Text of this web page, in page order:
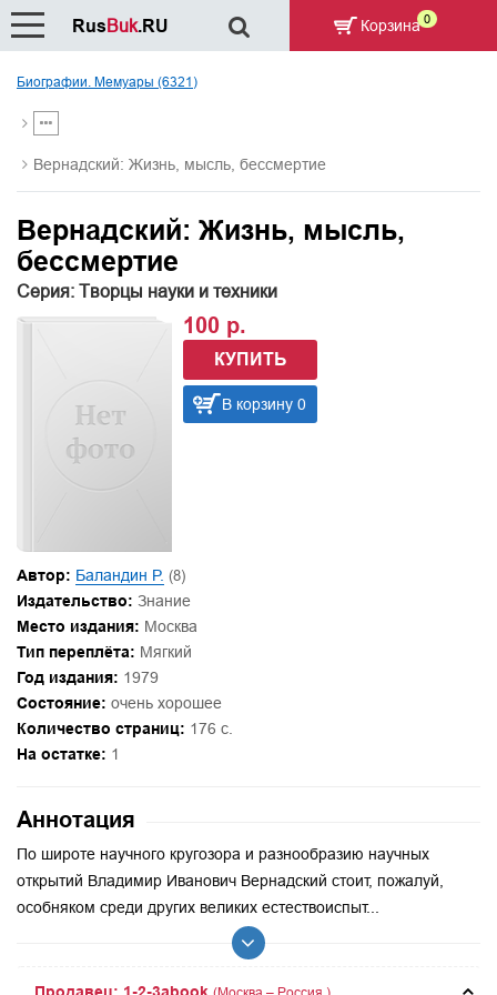
Биографии. Мемуары (6321)
Вернадский: Жизнь, мысль, бессмертие
Вернадский: Жизнь, мысль,
бессмертие
Серия: Творцы науки и техники
100 р.
КУПИТЬ
В корзину 0
Автор: Баландин Р. (8)
Издательство: Знание
Место издания: Москва
Тип переплёта: Мягкий
Год издания: 1979
Состояние: очень хорошее
Количество страниц: 176 с.
На остатке: 1
Аннотация
По широте научного кругозора и разнообразию научных
открытий Владимир Иванович Вернадский стоит, пожалуй,
особняком среди других великих естествоиспыт...
RusBuk.RU Корзина 0